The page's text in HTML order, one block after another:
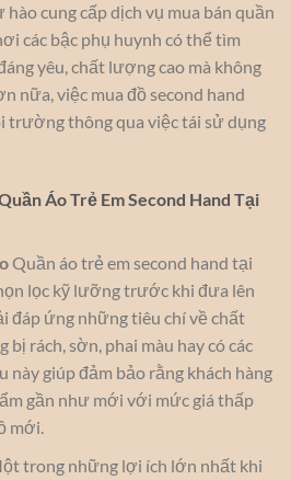
hào cung cấp dịch vụ mua bán quần
các bậc phụ huynh có thể tìm
yêu, chất lượng cao mà không
nữa, việc mua đồ second hand
trường thông qua việc tái sử dụng
Áo Trẻ Em Second Hand Tại
Quần áo trẻ em second hand tại
lọc kỹ lưỡng trước khi đưa lên
đáp ứng những tiêu chí về chất
bị rách, sờn, phai màu hay có các
giúp đảm bảo rằng khách hàng
gần như mới với mức giá thấp
mới.
trong những lợi ích lớn nhất khi